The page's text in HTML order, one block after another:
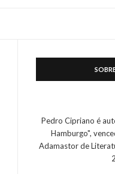
Pedro Cipriano é
Hamburgo",
Adamastor de